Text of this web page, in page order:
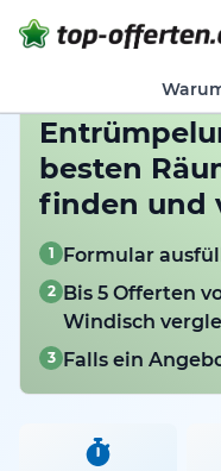
besten
finden und
1 Formular
2 Bis 5 Offerten
Windisch
3 Falls ein